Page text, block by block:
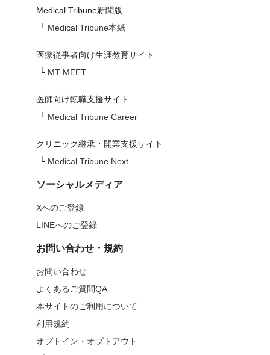
Medical Tribune新聞版
└ Medical Tribune本紙
医療従事者向け生涯教育サイト
└ MT-MEET
医師向け転職支援サイト
└ Medical Tribune Career
クリニック継承・開業支援サイト
└ Medical Tribune Next
ソーシャルメディア
Xへのご登録
LINEへのご登録
お問い合わせ・規約
お問い合わせ
よくあるご質問QA
本サイトのご利用について
利用規約
オプトイン・オプトアウト